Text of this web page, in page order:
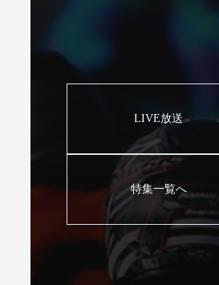
LIVE放送
特集一覧へ